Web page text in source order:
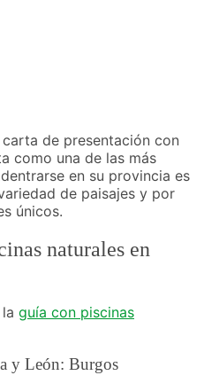
de presentación con
como una de las más
en su provincia es
de paisajes y por
únicos.
naturales en
guía con piscinas
y León: Burgos